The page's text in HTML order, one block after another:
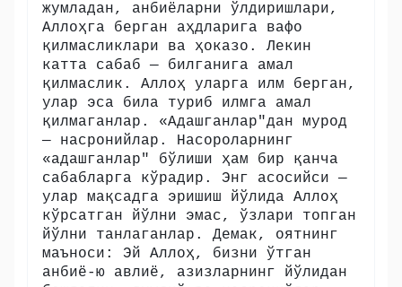
жумладан, анбиёларни ўлдиришлари,
Аллоҳга берган аҳдларига вафо
қилмасликлари ва ҳоказо. Лекин
катта сабаб — билганига амал
қилмаслик. Аллоҳ уларга илм берган,
улар эса била туриб илмга амал
қилмаганлар. «Адашганлар"дан мурод
— насронийлар. Насороларнинг
«адашганлар" бўлиши ҳам бир қанча
сабабларга кўрадир. Энг асосийси —
улар мақсадга эришиш йўлида Аллоҳ
кўрсатган йўлни эмас, ўзлари топган
йўлни танлаганлар. Демак, оятнинг
маъноси: Эй Аллоҳ, бизни ўтган
анбиё-ю авлиё, азизларнинг йўлидан